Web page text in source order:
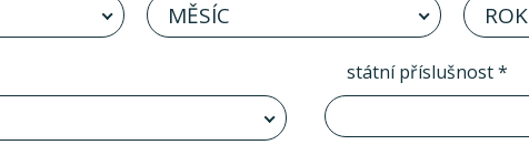
MĚSÍC ROK
státní příslušnost *